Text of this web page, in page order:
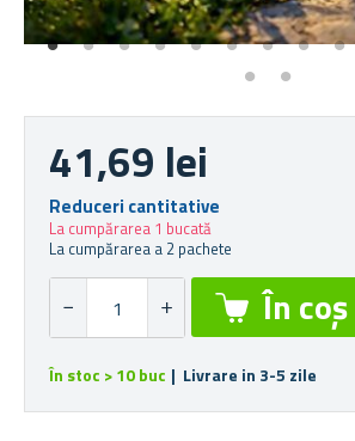
41,69 lei
Reduceri cantitative
La cumpărarea 1 bucată
La cumpărarea a 2 pachete
În stoc > 10 buc | Livrare in 3-5 zile